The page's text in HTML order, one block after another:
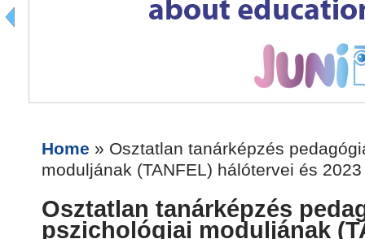
Home » Osztatlan tanárképzés
moduljának (TANFEL) hálótervei és
Osztatlan tanárképzés
pszichológiai moduljának